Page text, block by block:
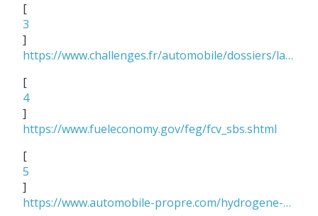
[
3
]
https://www.challenges.fr/automobile/dossiers/la-verite-sur-la-consommation-des-voitures-electriques_2623
[
4
]
https://www.fueleconomy.gov/feg/fcv_sbs.shtml
[
5
]
https://www.automobile-propre.com/hydrogene-air-liquide-inaugure-nouvelle-station-orly/